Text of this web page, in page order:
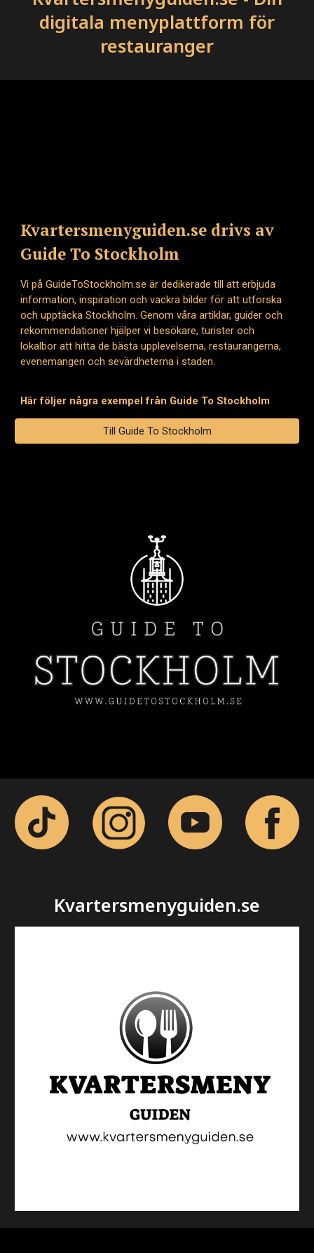
digitala menyplattform för
restauranger
Kvartersmenyguiden.se drivs av
Guide To Stockholm
Vi på GuideToStockholm.se är dedikerade till att erbjuda
information, inspiration och vackra bilder för att utforska
och upptäcka Stockholm. Genom våra artiklar, guider och
rekommendationer hjälper vi besökare, turister och
lokalbor att hitta de bästa upplevelserna, restaurangerna,
evenemangen och sevärdheterna i staden.
Här följer några exempel från Guide To Stockholm
Till Guide To Stockholm
Kvartersmenyguiden.se